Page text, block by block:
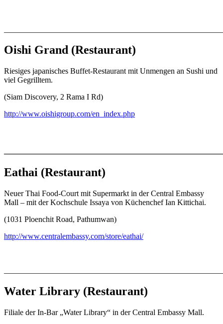
Oishi Grand (Restaurant)
Riesiges japanisches Buffet-Restaurant mit Unmengen an Sushi und
viel Gegrilltem.
(Siam Discovery, 2 Rama I Rd)
http://www.oishigroup.com/en_index.php
Eathai (Restaurant)
Neuer Thai Food-Court mit Supermarkt in der Central Embassy
Mall – mit der Kochschule Issaya von Küchenchef Ian Kittichai.
(1031 Ploenchit Road, Pathumwan)
http://www.centralembassy.com/store/eathai/
Water Library (Restaurant)
Filiale der In-Bar „Water Library“ in der Central Embassy Mall.